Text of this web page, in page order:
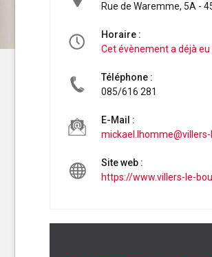
Rue de Waremme, 5A -
Horaire :
Cet évènement a déjà eu
Téléphone :
085/616 281
E-Mail :
Site web :
https://www.villers-le-